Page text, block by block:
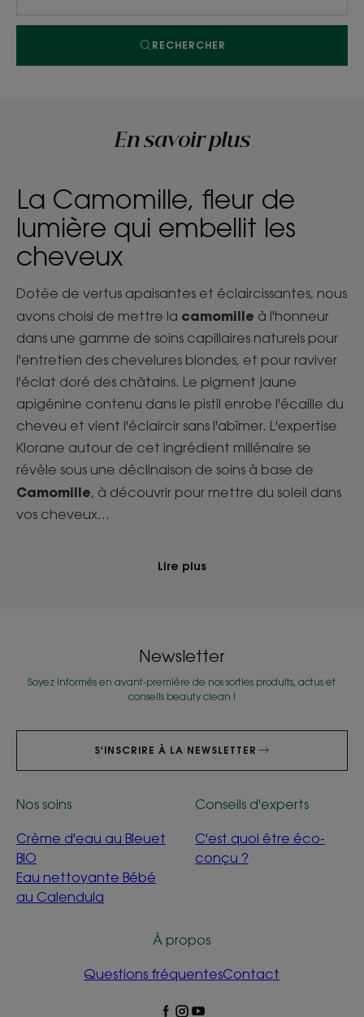
RECHERCHER
En savoir plus
La Camomille, fleur de
lumière qui embellit les
cheveux
Dotée de vertus apaisantes et éclaircissantes, nous
avons choisi de mettre la camomille à l'honneur
dans une gamme de soins capillaires naturels pour
l'entretien des chevelures blondes, et pour raviver
l'éclat doré des châtains. Le pigment jaune
apigénine contenu dans le pistil enrobe l'écaille du
cheveu et vient l'éclaircir sans l'abîmer. L'expertise
Klorane autour de cet ingrédient millénaire se
révèle sous une déclinaison de soins à base de
Camomille, à découvrir pour mettre du soleil dans
vos cheveux...
Lire plus
Newsletter
Soyez informés en avant-première de nos sorties produits, actus et
conseils beauty clean !
S'INSCRIRE À LA NEWSLETTER
Nos soins
Crème d'eau au Bleuet
BIO
Eau nettoyante Bébé
au Calendula
Conseils d'experts
C'est quoi être éco-
conçu ?
À propos
Questions fréquentesContact